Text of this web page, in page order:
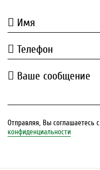
Имя
Телефон
Ваше сообщение
Отправляя, Вы соглашаетесь с
конфиденциальности